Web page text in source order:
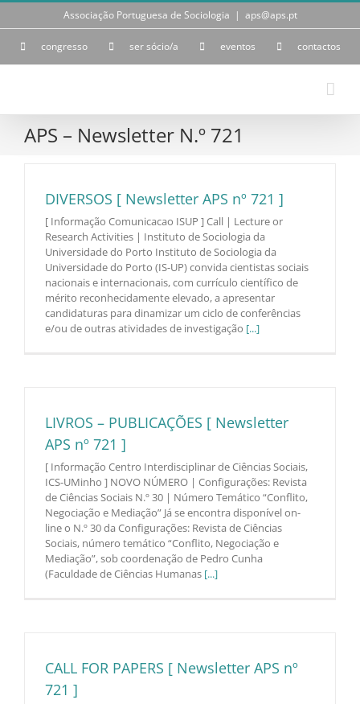
Skip
Associação Portuguesa de Sociologia | aps@aps.pt
congresso ser sócio/a eventos contactos
APS – Newsletter N.º 721
DIVERSOS [ Newsletter APS nº 721 ]
[ Informação Comunicacao ISUP ] Call | Lecture or
Research Activities | Instituto de Sociologia da
Universidade do Porto Instituto de Sociologia da
Universidade do Porto (IS-UP) convida cientistas sociais
nacionais e internacionais, com currículo científico de
mérito reconhecidamente elevado, a apresentar
candidaturas para dinamizar um ciclo de conferências
e/ou de outras atividades de investigação [...]
LIVROS – PUBLICAÇÕES [ Newsletter
APS nº 721 ]
[ Informação Centro Interdisciplinar de Ciências Sociais,
ICS-UMinho ] NOVO NÚMERO | Configurações: Revista
de Ciências Sociais N.º 30 | Número Temático “Conflito,
Negociação e Mediação” Já se encontra disponível on-
line o N.º 30 da Configurações: Revista de Ciências
Sociais, número temático “Conflito, Negociação e
Mediação”, sob coordenação de Pedro Cunha
(Faculdade de Ciências Humanas [...]
CALL FOR PAPERS [ Newsletter APS nº
721 ]